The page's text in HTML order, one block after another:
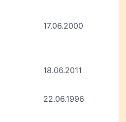
17.06.2000
18.06.2011
22.06.1996